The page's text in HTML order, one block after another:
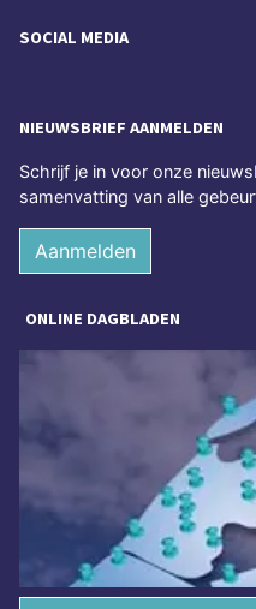
SOCIAL MEDIA
NIEUWSBRIEF AANMELDEN
Schrijf je in voor onze
samenvatting van alle
Aanmelden
ONLINE DAGBLADEN